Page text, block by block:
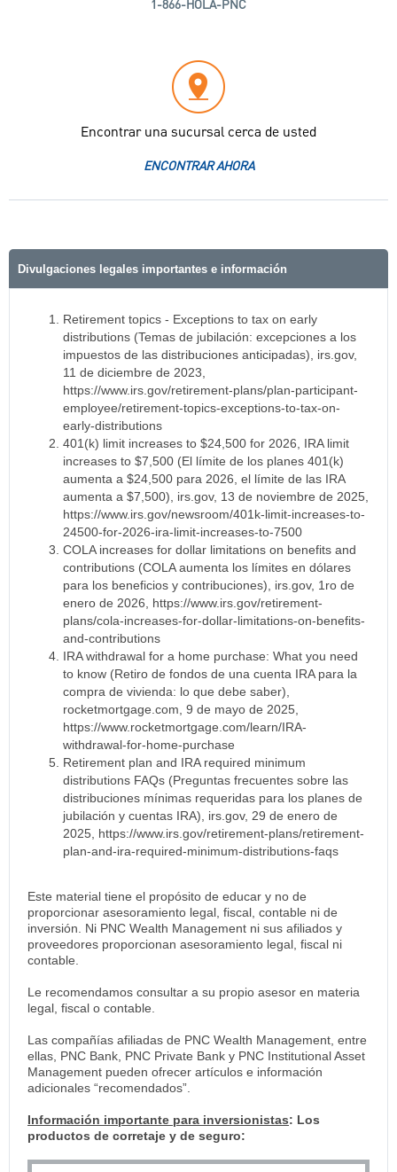
1-866-HOLA-PNC
Encontrar una sucursal cerca de usted
ENCONTRAR AHORA
Divulgaciones legales importantes e información
Retirement topics - Exceptions to tax on early
distributions (Temas de jubilación: excepciones a los
impuestos de las distribuciones anticipadas), irs.gov,
11 de diciembre de 2023,
https://www.irs.gov/retirement-plans/plan-participant-
employee/retirement-topics-exceptions-to-tax-on-
early-distributions
401(k) limit increases to $24,500 for 2026, IRA limit
increases to $7,500 (El límite de los planes 401(k)
aumenta a $24,500 para 2026, el límite de las IRA
aumenta a $7,500), irs.gov, 13 de noviembre de 2025,
https://www.irs.gov/newsroom/401k-limit-increases-to-
24500-for-2026-ira-limit-increases-to-7500
COLA increases for dollar limitations on benefits and
contributions (COLA aumenta los límites en dólares
para los beneficios y contribuciones), irs.gov, 1ro de
enero de 2026, https://www.irs.gov/retirement-
plans/cola-increases-for-dollar-limitations-on-benefits-
and-contributions
IRA withdrawal for a home purchase: What you need
to know (Retiro de fondos de una cuenta IRA para la
compra de vivienda: lo que debe saber),
rocketmortgage.com, 9 de mayo de 2025,
https://www.rocketmortgage.com/learn/IRA-
withdrawal-for-home-purchase
Retirement plan and IRA required minimum
distributions FAQs (Preguntas frecuentes sobre las
distribuciones mínimas requeridas para los planes de
jubilación y cuentas IRA), irs.gov, 29 de enero de
2025, https://www.irs.gov/retirement-plans/retirement-
plan-and-ira-required-minimum-distributions-faqs
Este material tiene el propósito de educar y no de
proporcionar asesoramiento legal, fiscal, contable ni de
inversión. Ni PNC Wealth Management ni sus afiliados y
proveedores proporcionan asesoramiento legal, fiscal ni
contable.
Le recomendamos consultar a su propio asesor en materia
legal, fiscal o contable.
Las compañías afiliadas de PNC Wealth Management, entre
ellas, PNC Bank, PNC Private Bank y PNC Institutional Asset
Management pueden ofrecer artículos e información
adicionales “recomendados”.
Información importante para inversionistas: Los
productos de corretaje y de seguro: